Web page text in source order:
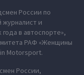
России по
журналист и
в автоспорте»,
РАФ «Женщины
Motorsport.
России,